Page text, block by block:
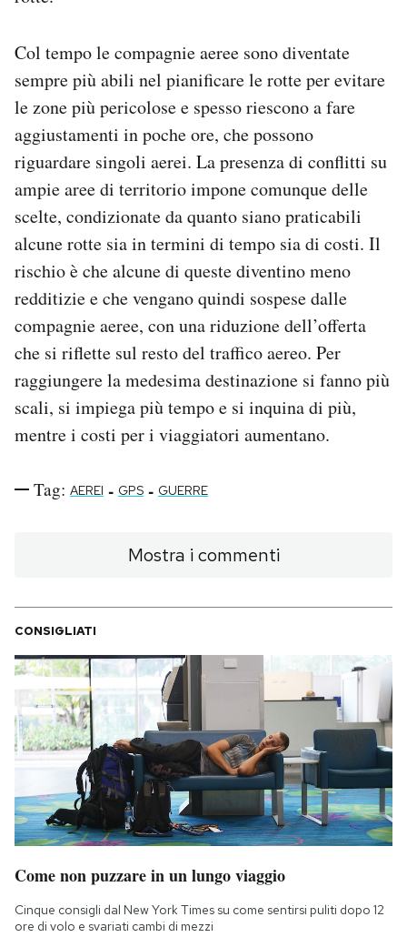
Col tempo le compagnie aeree sono diventate
sempre più abili nel pianificare le rotte per evitare
le zone più pericolose e spesso riescono a fare
aggiustamenti in poche ore, che possono
riguardare singoli aerei. La presenza di conflitti su
ampie aree di territorio impone comunque delle
scelte, condizionate da quanto siano praticabili
alcune rotte sia in termini di tempo sia di costi. Il
rischio è che alcune di queste diventino meno
redditizie e che vengano quindi sospese dalle
compagnie aeree, con una riduzione dell’offerta
che si riflette sul resto del traffico aereo. Per
raggiungere la medesima destinazione si fanno più
scali, si impiega più tempo e si inquina di più,
mentre i costi per i viaggiatori aumentano.
Tag: AEREI - GPS - GUERRE
Mostra i commenti
CONSIGLIATI
Come non puzzare in un lungo viaggio
Cinque consigli dal New York Times su come sentirsi puliti dopo 12
ore di volo e svariati cambi di mezzi